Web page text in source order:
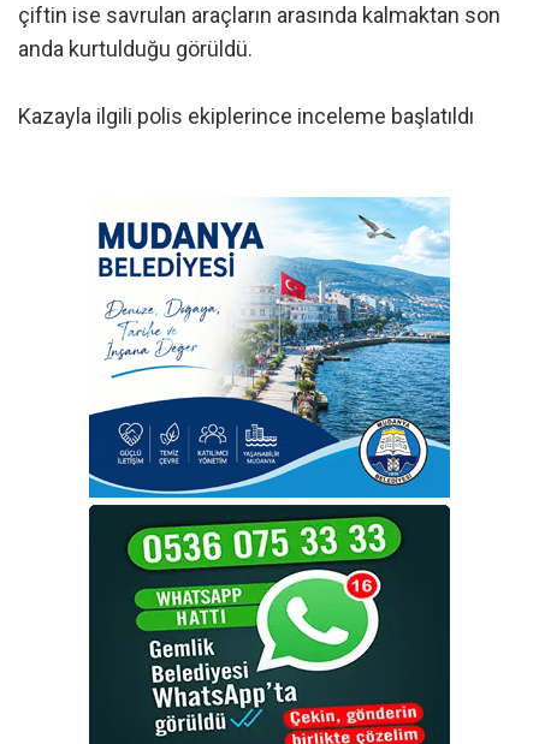
çiftin ise savrulan araçların arasında kalmaktan son
anda kurtulduğu görüldü.
Kazayla ilgili polis ekiplerince inceleme başlatıldı